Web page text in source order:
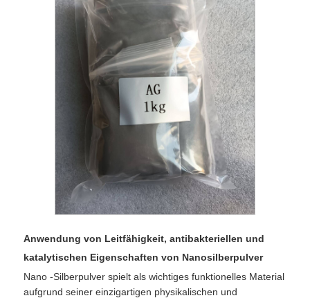
Anwendung von Leitfähigkeit, antibakteriellen und
katalytischen Eigenschaften von Nanosilberpulver
Nano -Silberpulver spielt als wichtiges funktionelles Material
aufgrund seiner einzigartigen physikalischen und